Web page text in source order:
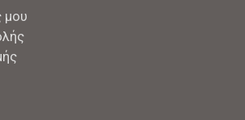
μου